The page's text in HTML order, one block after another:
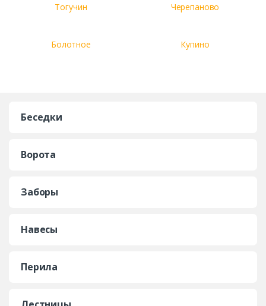
Тогучин Черепаново
Болотное Купино
Беседки
Ворота
Заборы
Навесы
Перила